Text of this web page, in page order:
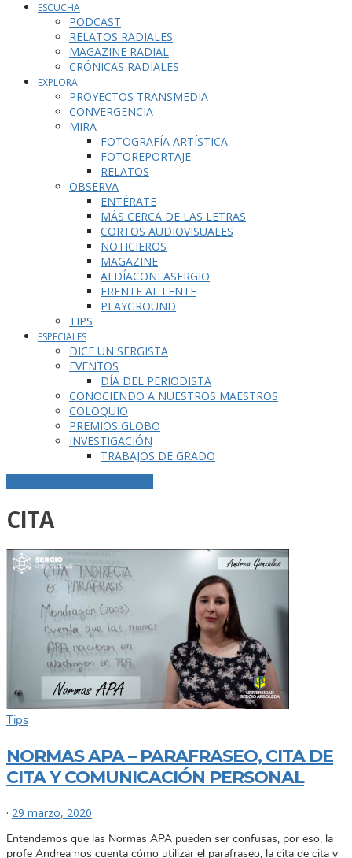
ESCUCHA
PODCAST
RELATOS RADIALES
MAGAZINE RADIAL
CRÓNICAS RADIALES
EXPLORA
PROYECTOS TRANSMEDIA
CONVERGENCIA
MIRA
FOTOGRAFÍA ARTÍSTICA
FOTOREPORTAJE
RELATOS
OBSERVA
ENTÉRATE
MÁS CERCA DE LAS LETRAS
CORTOS AUDIOVISUALES
NOTICIEROS
MAGAZINE
ALDÍACONLASERGIO
FRENTE AL LENTE
PLAYGROUND
TIPS
ESPECIALES
DICE UN SERGISTA
EVENTOS
DÍA DEL PERIODISTA
CONOCIENDO A NUESTROS MAESTROS
COLOQUIO
PREMIOS GLOBO
INVESTIGACIÓN
TRABAJOS DE GRADO
CITA
Tips
NORMAS APA – PARAFRASEO, CITA DE
CITA Y COMUNICACIÓN PERSONAL
· 29 marzo, 2020
Entendemos que las Normas APA pueden ser confusas, por eso, la
profe Andrea nos cuenta cómo utilizar el parafraseo, la cita de cita y